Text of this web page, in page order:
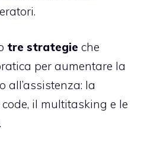
tre strategie che
per aumentare la
all’assistenza: la
il multitasking e le